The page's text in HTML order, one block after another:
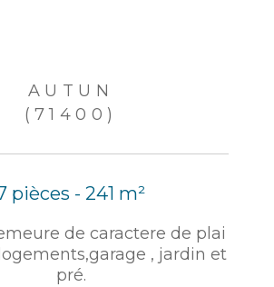
AUTUN
(71400)
pièces - 241 m²
de caractere de plai
, jardin et
pré.